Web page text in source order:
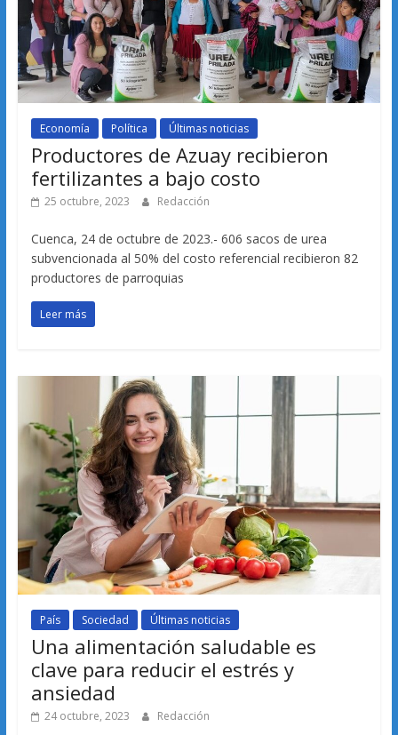
Economía Política Últimas noticias
Productores de Azuay recibieron
fertilizantes a bajo costo
25 octubre, 2023 Redacción
Cuenca, 24 de octubre de 2023.- 606 sacos de urea
subvencionada al 50% del costo referencial recibieron 82
productores de parroquias
Leer más
País Sociedad Últimas noticias
Una alimentación saludable es
clave para reducir el estrés y
ansiedad
24 octubre, 2023 Redacción